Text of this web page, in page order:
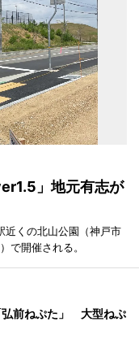
」地元有志が
近くの北山公園（神戸市
で開催される。
弘前ねぷた」 大型ねぷ